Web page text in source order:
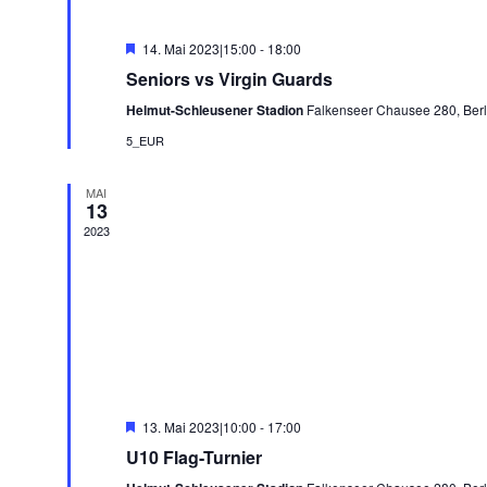
Hervorgehoben
14. Mai 2023|15:00 - 18:00
Seniors vs Virgin Guards
Helmut-Schleusener Stadion Falkenseer Chausee 280,
5_EUR
MAI
13
2023
Hervorgehoben
13. Mai 2023|10:00 - 17:00
U10 Flag-Turnier